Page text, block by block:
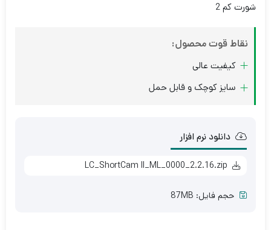
شورت کم 2
نقاط قوت محصول:
کیفیت عالی
سایز کوچک و قابل حمل
دانلود نرم افزار
LC_ShortCam II_ML_0000_2.2.16.zip
حجم فایل: 87MB